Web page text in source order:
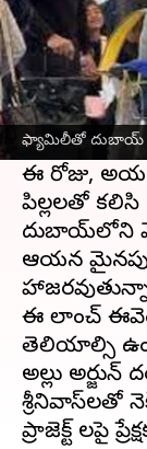
ఫ్యామిలీతో దుబాయ్
ఈ వార్తాకథనం
ఐకాన్ స్టార్
పుష్ప 2: ది
విరామంలో
ఈ రోజు,
పిల్లలతో
దుబాయ్‌లోని
ఆయన మైనపు
ఈ లాంచ్
తెలియాల్సి
అల్లు అర్జున్
శ్రీనివాస్‌లతో
ప్రాజెక్ట్ లపై